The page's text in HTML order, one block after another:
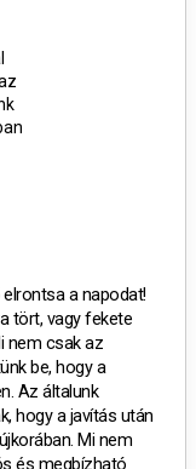
a napodat!
tört, vagy fekete
nem csak az
be, hogy a
Az általunk
hogy a javítás után
Mi nem
és megbízható